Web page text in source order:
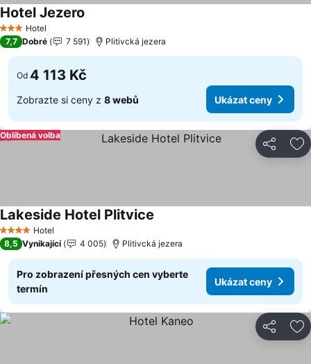
3 Počet hvězdiček
Hotel
Hotel Jezero
7,7 Dobré 7 591 Plitivcká jezera
Od 4 113 Kč
Zobrazte si ceny z 8 webů Ukázat ceny
Sdílet
Oblíbená volba
4 Počet hvězdiček
Hotel
Lakeside Hotel Plitvice
8,5 Vynikající 4 005 Plitivcká jezera
Pro zobrazení přesných cen vyberte
termín
Ukázat ceny
Sdílet